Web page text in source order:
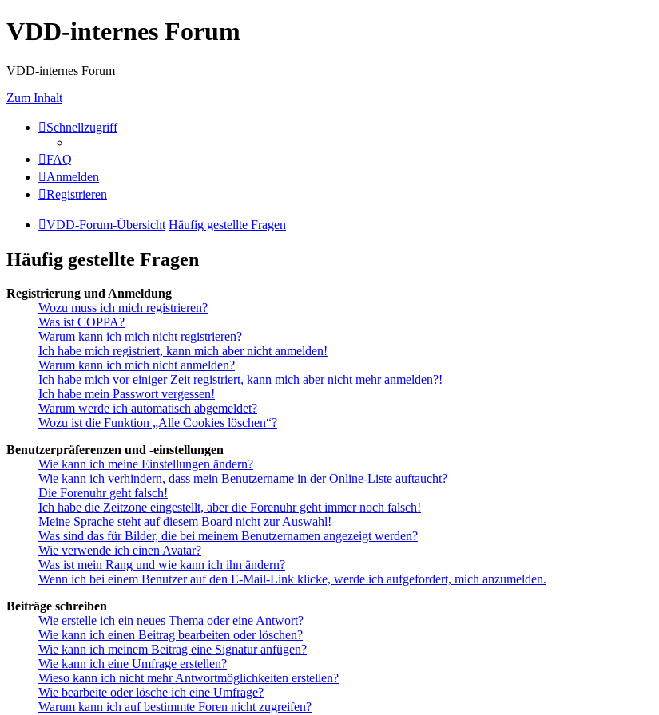
VDD-internes Forum
VDD-internes Forum
Zum Inhalt
Schnellzugriff
FAQ
Anmelden
Registrieren
VDD-Forum-Übersicht Häufig gestellte Fragen
Häufig gestellte Fragen
Registrierung und Anmeldung
Wozu muss ich mich registrieren?
Was ist COPPA?
Warum kann ich mich nicht registrieren?
Ich habe mich registriert, kann mich aber nicht anmelden!
Warum kann ich mich nicht anmelden?
Ich habe mich vor einiger Zeit registriert, kann mich aber nicht mehr anmelden?!
Ich habe mein Passwort vergessen!
Warum werde ich automatisch abgemeldet?
Wozu ist die Funktion „Alle Cookies löschen“?
Benutzerpräferenzen und -einstellungen
Wie kann ich meine Einstellungen ändern?
Wie kann ich verhindern, dass mein Benutzername in der Online-Liste auftaucht?
Die Forenuhr geht falsch!
Ich habe die Zeitzone eingestellt, aber die Forenuhr geht immer noch falsch!
Meine Sprache steht auf diesem Board nicht zur Auswahl!
Was sind das für Bilder, die bei meinem Benutzernamen angezeigt werden?
Wie verwende ich einen Avatar?
Was ist mein Rang und wie kann ich ihn ändern?
Wenn ich bei einem Benutzer auf den E-Mail-Link klicke, werde ich aufgefordert, mich anzumelden.
Beiträge schreiben
Wie erstelle ich ein neues Thema oder eine Antwort?
Wie kann ich einen Beitrag bearbeiten oder löschen?
Wie kann ich meinem Beitrag eine Signatur anfügen?
Wie kann ich eine Umfrage erstellen?
Wieso kann ich nicht mehr Antwortmöglichkeiten erstellen?
Wie bearbeite oder lösche ich eine Umfrage?
Warum kann ich auf bestimmte Foren nicht zugreifen?